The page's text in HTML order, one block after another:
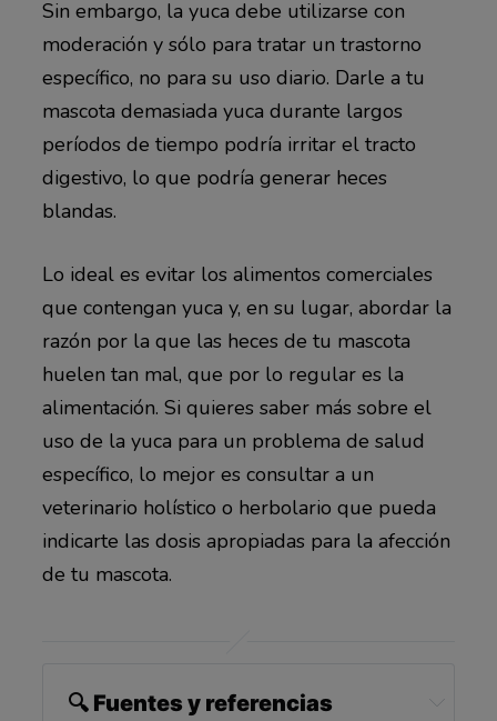
Sin embargo, la yuca debe utilizarse con
moderación y sólo para tratar un trastorno
específico, no para su uso diario. Darle a tu
mascota demasiada yuca durante largos
períodos de tiempo podría irritar el tracto
digestivo, lo que podría generar heces
blandas.
Lo ideal es evitar los alimentos comerciales
que contengan yuca y, en su lugar, abordar la
razón por la que las heces de tu mascota
huelen tan mal, que por lo regular es la
alimentación. Si quieres saber más sobre el
uso de la yuca para un problema de salud
específico, lo mejor es consultar a un
veterinario holístico o herbolario que pueda
indicarte las dosis apropiadas para la afección
de tu mascota.
🔍 Fuentes y referencias